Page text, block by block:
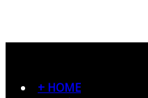
+ HOME